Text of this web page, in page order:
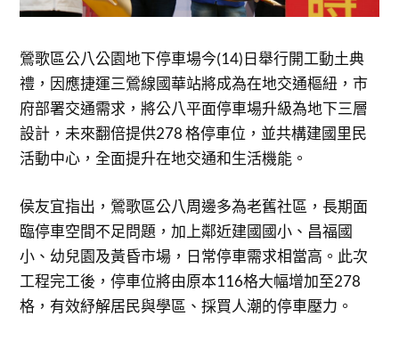
鶯歌區公八公園地下停車場今(14)日舉行開工動土典
禮，因應捷運三鶯線國華站將成為在地交通樞紐，市
府部署交通需求，將公八平面停車場升級為地下三層
設計，未來翻倍提供278 格停車位，並共構建國里民
活動中心，全面提升在地交通和生活機能。
侯友宜指出，鶯歌區公八周邊多為老舊社區，長期面
臨停車空間不足問題，加上鄰近建國國小、昌福國
小、幼兒園及黃昏市場，日常停車需求相當高。此次
工程完工後，停車位將由原本116格大幅增加至278
格，有效紓解居民與學區、採買人潮的停車壓力。